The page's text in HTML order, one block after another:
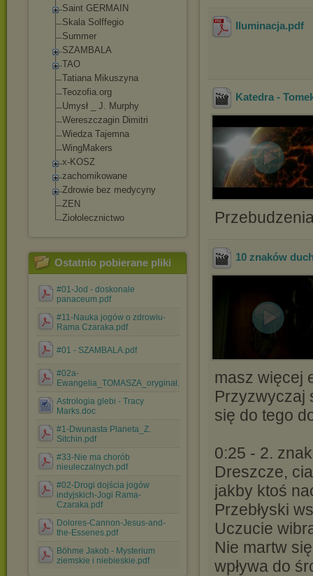
Saint GERMAIN
Skala Solffegio
Summer
SZAMBALA
TAO
Tatiana Mikuszyna
Teozofia.org
Umysł _ J. Murphy
Wereszczagin Dimitri
Wiedza Tajemna
WingMakers
x-KOSZ
zachomikowane
Zdrowie bez medycyny
ZEN
Ziołolecznictwo
Ostatnio pobierane pliki
#01-Jod - doskonale
panaceum.pdf
#11-Nauka jogów o zdrowiu-
Rama Czaraka.pdf
#01 - SZAMBALA.pdf
#02a-
Ewangelia_TOMASZA_oryginał.pdf
Astrologia glebi - Tracy
Marks.doc
#1-Dwunasta Planeta_Z.
Sitchin.pdf
#33-Nie ma chorób
nieuleczalnych.pdf
#02-Drogi dojścia jogów
indyjskich-Jogi Rama-
Czaraka.pdf
Dolores-Cannon-Jesus-and-
the-Essenes.pdf
Böhme Jakob - Mysterium
ziemskie i niebieskie.pdf
Iluminacja.pdf
Katedra -
10 znaków
masz więcej
Przyzwyczaj
się do tego
0:25 - 2. znak
Dreszcze,
jakby ktoś
Przebłyski
Uczucie
Nie martw
wpływa do